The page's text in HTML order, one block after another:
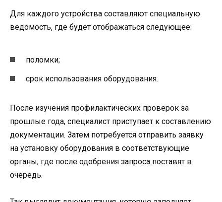
Для каждого устройства составляют специальную
ведомость, где будет отображаться следующее:
поломки;
срок использования оборудования.
После изучения профилактических проверок за
прошлые года, специалист приступает к составлению
документации. Затем потребуется отправить заявку
на установку оборудования в соответствующие
органы, где после одобрения запроса поставят в
очередь.